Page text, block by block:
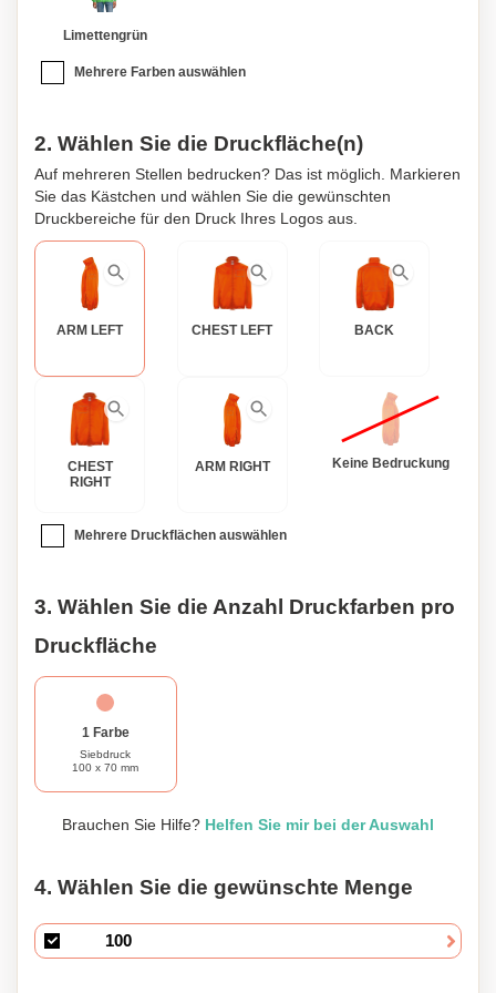
Limettengrün
Mehrere Farben auswählen
2. Wählen Sie die Druckfläche(n)
Auf mehreren Stellen bedrucken? Das ist möglich. Markieren
Sie das Kästchen und wählen Sie die gewünschten
Druckbereiche für den Druck Ihres Logos aus.
ARM LEFT CHEST LEFT BACK
CHEST
RIGHT
ARM RIGHT Keine Bedruckung
Mehrere Druckflächen auswählen
3. Wählen Sie die Anzahl Druckfarben pro
Druckfläche
1 Farbe
Siebdruck
100 x 70 mm
Brauchen Sie Hilfe? Helfen Sie mir bei der Auswahl
4. Wählen Sie die gewünschte Menge